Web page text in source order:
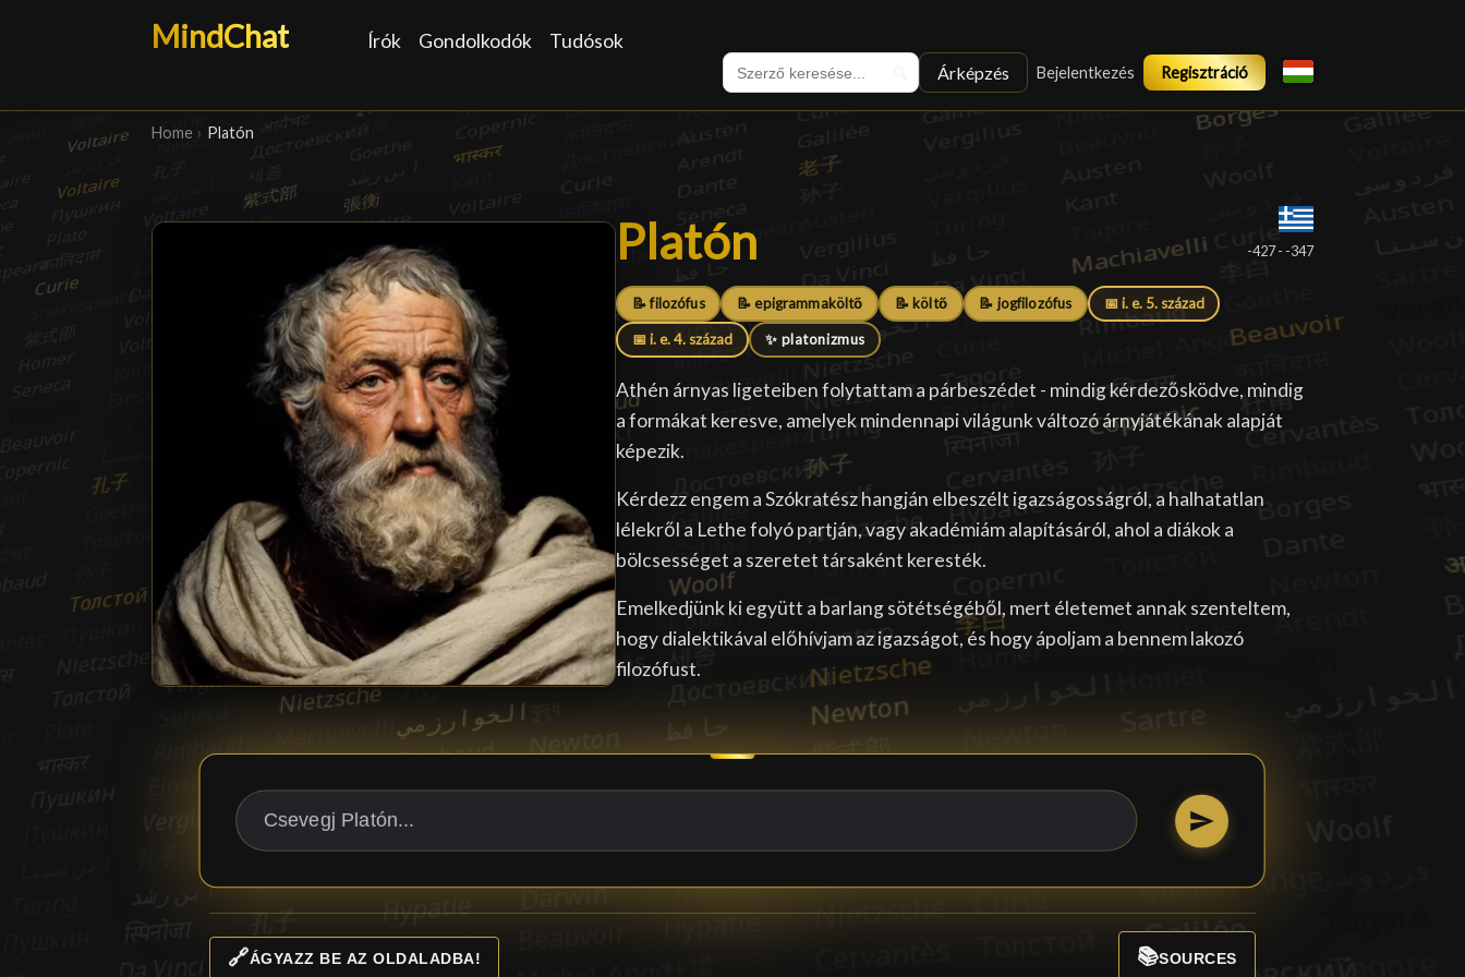
MindChat Írók Gondolkodók Tudósok
Árképzés Bejelentkezés Regisztráció
Home › Platón
Platón
Platón -427 - -347
📝 filozófus 📝 epigrammaköltő 📝 költő 📝 jogfilozófus 📅 i. e. 5. század
📅 i. e. 4. század ✨ platonizmus
Athén árnyas ligeteiben folytattam a párbeszédet - mindig kérdezősködve, mindig
a formákat keresve, amelyek mindennapi világunk változó árnyjátékának alapját
képezik.
Kérdezz engem a Szókratész hangján elbeszélt igazságosságról, a halhatatlan
lélekről a Lethe folyó partján, vagy akadémiám alapításáról, ahol a diákok a
bölcsességet a szeretet társaként keresték.
Emelkedjünk ki együtt a barlang sötétségéből, mert életemet annak szenteltem,
hogy dialektikával előhívjam az igazságot, és hogy ápoljam a bennem lakozó
filozófust.
🔗ÁGYAZZ BE AZ OLDALADBA! 📚SOURCES